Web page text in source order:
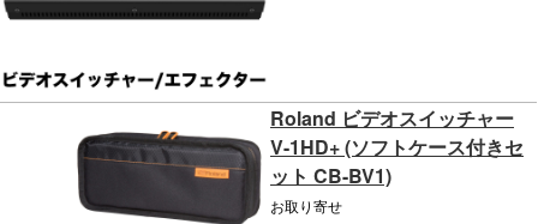
Roland ビデオスイッチャー
V-1HD+ (ソフトケース付きセ
ット CB-BV1)
お取り寄せ